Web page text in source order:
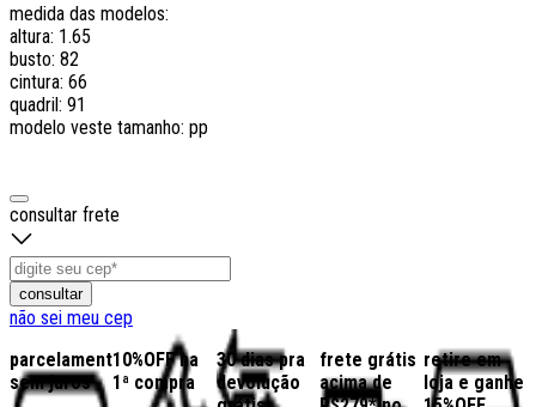
medida das modelos:
altura: 1.65
busto: 82
cintura: 66
quadril: 91
modelo veste tamanho: pp
consultar frete
consultar
não sei meu cep
parcelamento
sem juros
10%OFF na
1ª compra
30 dias pra
devolução
frete grátis
acima de
retire em
loja e ganhe